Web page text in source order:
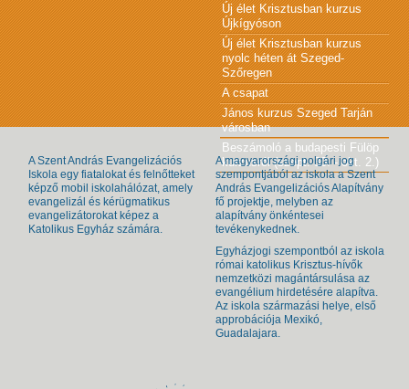
Új élet Krisztusban kurzus
Újkígyóson
Új élet Krisztusban kurzus
nyolc héten át Szeged-
Szőregen
A csapat
János kurzus Szeged Tarján
városban
Beszámoló a budapesti Fülöp
kurzusról (szept. 30. - okt. 2.)
A Szent András Evangelizációs
Iskola egy fiatalokat és felnőtteket
képző mobil iskolahálózat, amely
evangelizál és kérügmatikus
evangelizátorokat képez a
Katolikus Egyház számára.
A magyarországi polgári jog
szempontjából az iskola a Szent
András Evangelizációs Alapítvány
fő projektje, melyben az
alapítvány önkéntesei
tevékenykednek.
Egyházjogi szempontból az iskola
római katolikus Krisztus-hívők
nemzetközi magántársulása az
evangélium hirdetésére alapítva.
Az iskola származási helye, első
approbációja Mexikó,
Guadalajara.